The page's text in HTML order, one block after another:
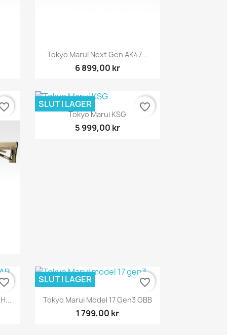
Snabbvy
Tokyo Marui Next Gen AK47...
6 899,00 kr
Snabbvy
Tokyo Marui KSG
5 999,00 kr
SLUT I LAGER favorite_border
Snabbvy
Tokyo Marui Model 17 Gen3 GBB
1 799,00 kr
SLUT I LAGER favorite_border